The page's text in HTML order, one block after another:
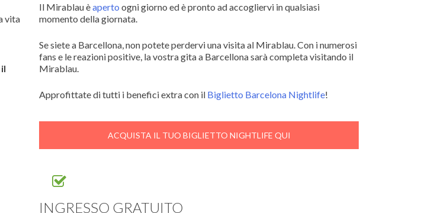
vita
Il Mirablau èaperto ogni giorno ed è pronto ad accogliervi in qualsiasi
momento della giornata.
Se siete a Barcellona, non potete perdervi una visita al Mirablau. Con i numerosi
fans e le reazioni positive, la vostra gita a Barcellona sarà completa visitando il
Mirablau.
Approfittate di tutti i benefici extra con il Biglietto Barcelona Nightlife!
ACQUISTA IL TUO BIGLIETTO NIGHTLIFE QUI
INGRESSO GRATUITO